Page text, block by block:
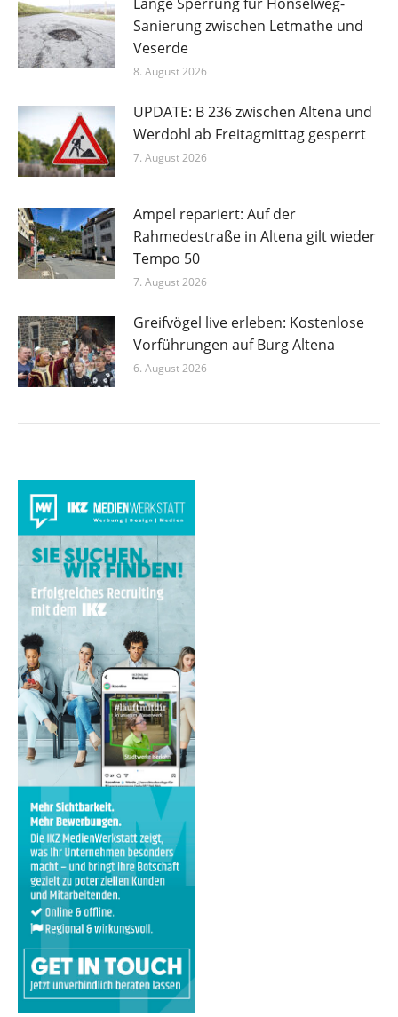
Sanierung zwischen Letmathe und
Veserde
8. August 2026
UPDATE: B 236 zwischen Altena und
Werdohl ab Freitagmittag gesperrt
7. August 2026
Ampel repariert: Auf der
Rahmedestraße in Altena gilt wieder
Tempo 50
7. August 2026
Greifvögel live erleben: Kostenlose
Vorführungen auf Burg Altena
6. August 2026